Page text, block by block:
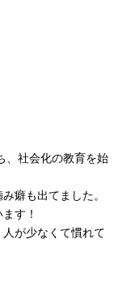
、社会化の教育を始
癖も出てました。
す！
人が少なくて慣れて